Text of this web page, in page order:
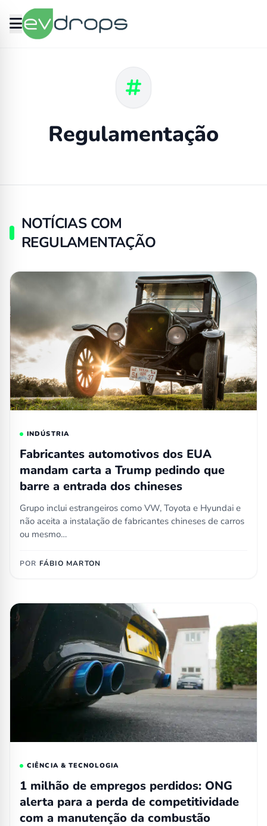
Regulamentação
NOTÍCIAS COM
REGULAMENTAÇÃO
INDÚSTRIA
Fabricantes automotivos dos EUA
mandam carta a Trump pedindo que
barre a entrada dos chineses
Grupo inclui estrangeiros como VW, Toyota e Hyundai e
não aceita a instalação de fabricantes chineses de carros
ou mesmo…
POR FÁBIO MARTON
CIÊNCIA & TECNOLOGIA
1 milhão de empregos perdidos: ONG
alerta para a perda de competitividade
com a manutenção da combustão